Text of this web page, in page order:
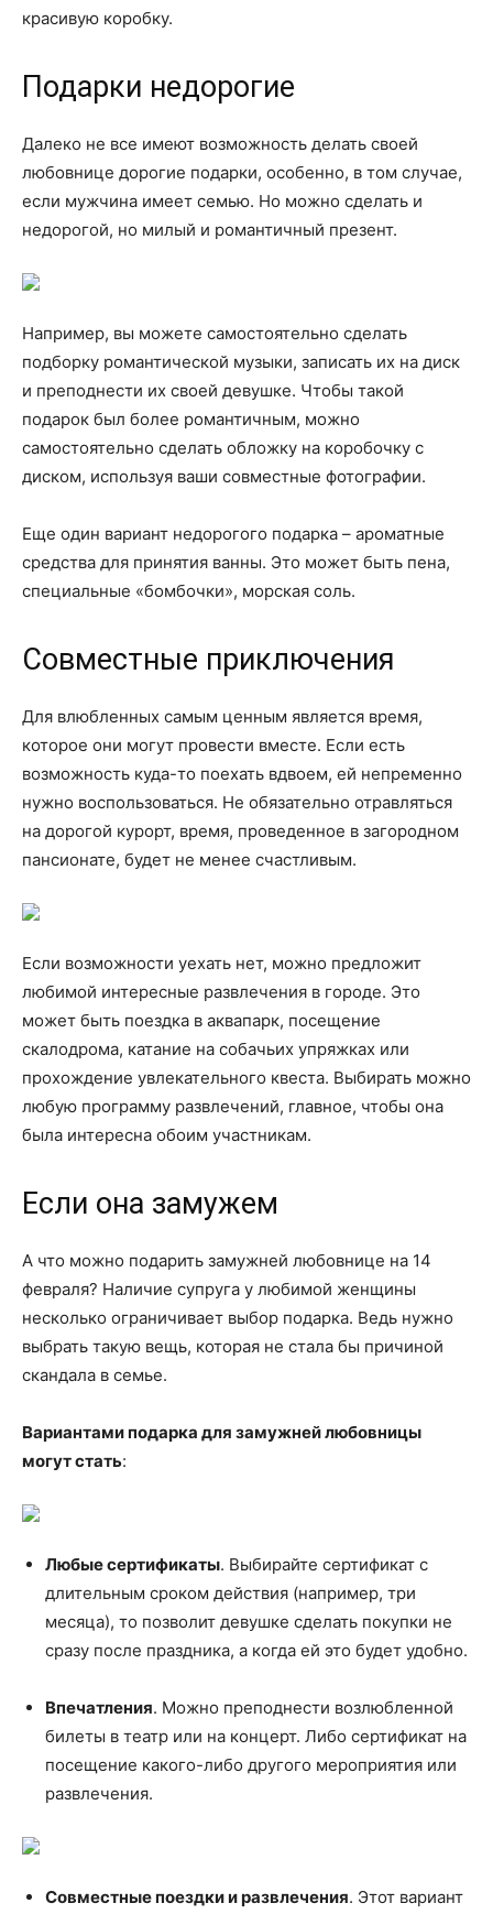
красивую коробку.
Подарки недорогие
Далеко не все имеют возможность делать своей
любовнице дорогие подарки, особенно, в том случае,
если мужчина имеет семью. Но можно сделать и
недорогой, но милый и романтичный презент.
Например, вы можете самостоятельно сделать
подборку романтической музыки, записать их на диск
и преподнести их своей девушке. Чтобы такой
подарок был более романтичным, можно
самостоятельно сделать обложку на коробочку с
диском, используя ваши совместные фотографии.
Еще один вариант недорогого подарка – ароматные
средства для принятия ванны. Это может быть пена,
специальные «бомбочки», морская соль.
Совместные приключения
Для влюбленных самым ценным является время,
которое они могут провести вместе. Если есть
возможность куда-то поехать вдвоем, ей непременно
нужно воспользоваться. Не обязательно отравляться
на дорогой курорт, время, проведенное в загородном
пансионате, будет не менее счастливым.
Если возможности уехать нет, можно предложит
любимой интересные развлечения в городе. Это
может быть поездка в аквапарк, посещение
скалодрома, катание на собачьих упряжках или
прохождение увлекательного квеста. Выбирать можно
любую программу развлечений, главное, чтобы она
была интересна обоим участникам.
Если она замужем
А что можно подарить замужней любовнице на 14
февраля? Наличие супруга у любимой женщины
несколько ограничивает выбор подарка. Ведь нужно
выбрать такую вещь, которая не стала бы причиной
скандала в семье.
Вариантами подарка для замужней любовницы
могут стать:
Любые сертификаты. Выбирайте сертификат с
длительным сроком действия (например, три
месяца), то позволит девушке сделать покупки не
сразу после праздника, а когда ей это будет удобно.
Впечатления. Можно преподнести возлюбленной
билеты в театр или на концерт. Либо сертификат на
посещение какого-либо другого мероприятия или
развлечения.
Совместные поездки и развлечения. Этот вариант